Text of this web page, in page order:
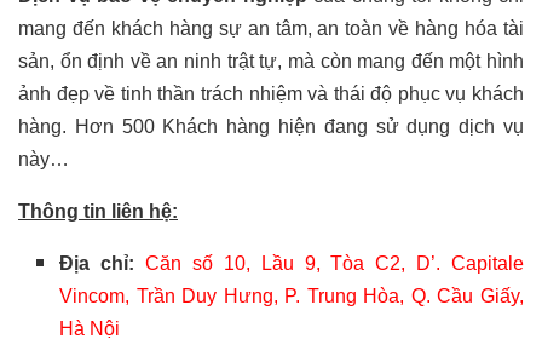
mang đến khách hàng sự an tâm, an toàn về hàng hóa tài
sản, ổn định về an ninh trật tự, mà còn mang đến một hình
ảnh đẹp về tinh thần trách nhiệm và thái độ phục vụ khách
hàng. Hơn 500 Khách hàng hiện đang sử dụng dịch vụ
này…
Thông tin liên hệ:
Địa chỉ:Căn số 10, Lầu 9, Tòa C2, D’. Capitale
Vincom, Trần Duy Hưng, P. Trung Hòa, Q. Cầu Giấy,
Hà Nội